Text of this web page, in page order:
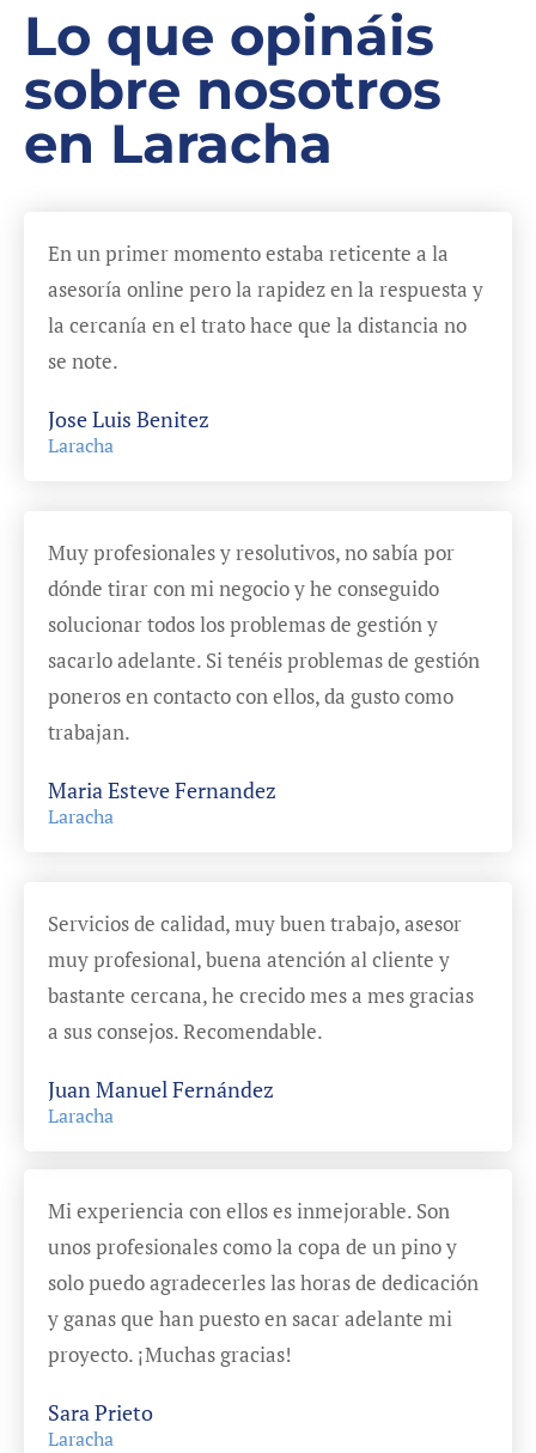
Lo que opináis
sobre nosotros
en Laracha
En un primer momento estaba reticente a la
asesoría online pero la rapidez en la respuesta y
la cercanía en el trato hace que la distancia no
se note.
Jose Luis Benitez
Laracha
Muy profesionales y resolutivos, no sabía por
dónde tirar con mi negocio y he conseguido
solucionar todos los problemas de gestión y
sacarlo adelante. Si tenéis problemas de gestión
poneros en contacto con ellos, da gusto como
trabajan.
Maria Esteve Fernandez
Laracha
Servicios de calidad, muy buen trabajo, asesor
muy profesional, buena atención al cliente y
bastante cercana, he crecido mes a mes gracias
a sus consejos. Recomendable.
Juan Manuel Fernández
Laracha
Mi experiencia con ellos es inmejorable. Son
unos profesionales como la copa de un pino y
solo puedo agradecerles las horas de dedicación
y ganas que han puesto en sacar adelante mi
proyecto. ¡Muchas gracias!
Sara Prieto
Laracha